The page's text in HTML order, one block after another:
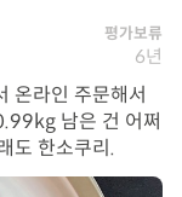
평가보류
6년
온라인 주문해서
남은 건 어쩌
도 한소쿠리.